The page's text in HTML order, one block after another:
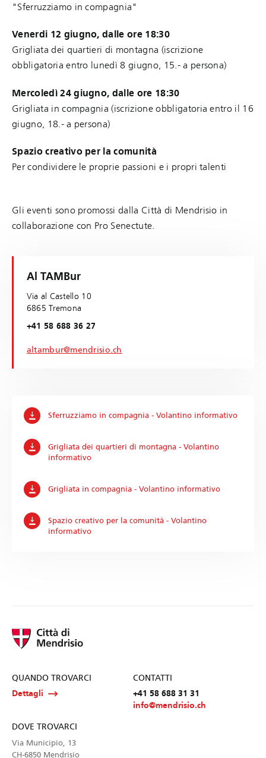
"Sferruzziamo in compagnia"
Venerdi 12 giugno, dalle ore 18:30
Grigliata dei quartieri di montagna (iscrizione
obbligatoria entro lunedì 8 giugno, 15.- a persona)
Mercoledì 24 giugno, dalle ore 18:30
Grigliata in compagnia (iscrizione obbligatoria entro il 16
giugno, 18.- a persona)
Spazio creativo per la comunità
Per condividere le proprie passioni e i propri talenti
Gli eventi sono promossi dalla Città di Mendrisio in
collaborazione con Pro Senectute.
Al TAMBur
Via al Castello 10
6865 Tremona
+41 58 688 36 27
altambur@mendrisio.ch
Sferruzziamo in compagnia - Volantino informativo
Grigliata dei quartieri di montagna - Volantino
informativo
Grigliata in compagnia - Volantino informativo
Spazio creativo per la comunità - Volantino
informativo
QUANDO TROVARCI
Dettagli
CONTATTI
+41 58 688 31 31
info@mendrisio.ch
DOVE TROVARCI
Via Municipio, 13
CH-6850 Mendrisio